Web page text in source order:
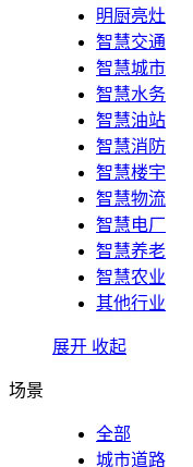
明厨亮灶
智慧交通
智慧城市
智慧水务
智慧油站
智慧消防
智慧楼宇
智慧物流
智慧电厂
智慧养老
智慧农业
其他行业
展开 收起
场景
全部
城市道路